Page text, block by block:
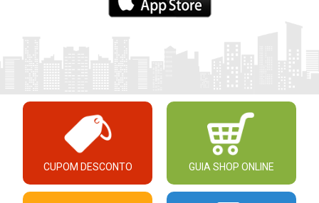
CUPOM DESCONTO GUIA SHOP ONLINE